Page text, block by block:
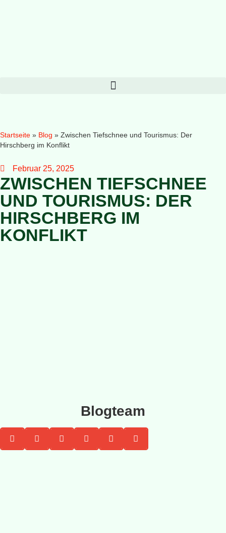
Startseite » Blog » Zwischen Tiefschnee und Tourismus: Der
Hirschberg im Konflikt
Februar 25, 2025
ZWISCHEN TIEFSCHNEE
UND TOURISMUS: DER
HIRSCHBERG IM
KONFLIKT
Blogteam